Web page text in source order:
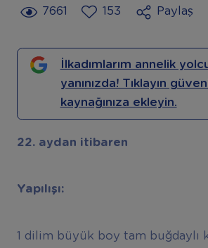
7661 153 Paylaş
İlkadımlarım annelik
yanınızda! Tıklayın
kaynağınıza ekleyin.
22. aydan itibaren
Yapılışı:
1 dilim büyük boy tam buğdaylı